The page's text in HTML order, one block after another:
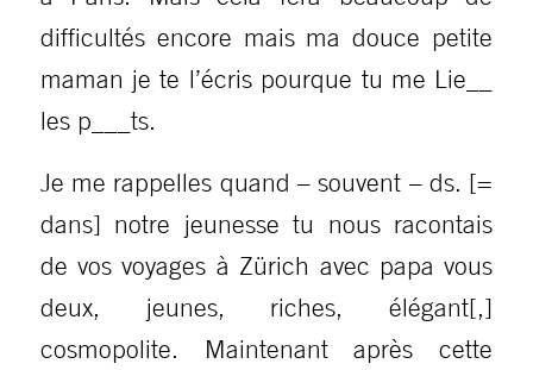
difficultés encore mais ma douce petite
maman je te l’écris pourque tu me Lie__
les p___ts.
Je me rappelles quand – souvent – ds. [=
dans] notre jeunesse tu nous racontais
de vos voyages à Zürich avec papa vous
deux, jeunes, riches, élégant[,]
cosmopolite. Maintenant après cette